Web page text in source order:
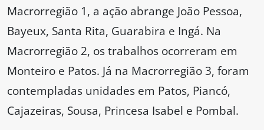
Macrorregião 1, a ação abrange João Pessoa,
Bayeux, Santa Rita, Guarabira e Ingá. Na
Macrorregião 2, os trabalhos ocorreram em
Monteiro e Patos. Já na Macrorregião 3, foram
contempladas unidades em Patos, Piancó,
Cajazeiras, Sousa, Princesa Isabel e Pombal.